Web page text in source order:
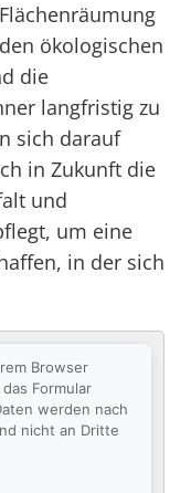
ökologischen
die
langfristig zu
sich darauf
in Zukunft die
und
um eine
in der sich
Browser
Formular
werden nach
nicht an Dritte